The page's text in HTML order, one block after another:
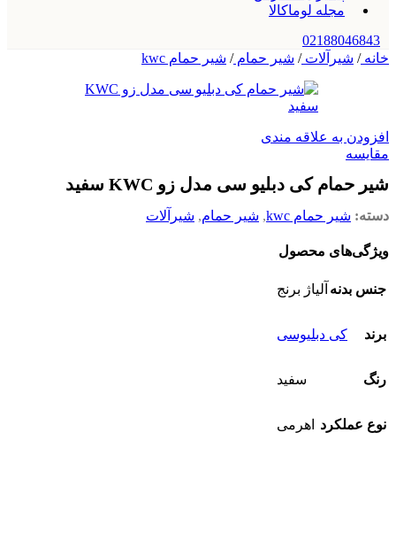
مجله لوماکالا
02188046843
خانه/ شیرآلات/ شیر حمام/ شیر حمام kwc
افزودن به علاقه مندی
مقایسه
شیر حمام کی دبلیو سی مدل زو KWC سفید
دسته: شیر حمام kwc , شیر حمام, شیرآلات
ویژگی‌های محصول
جنس بدنه آلیاژ برنج
برند کی دبلیوسی
رنگ سفید
نوع عملکرد اهرمی